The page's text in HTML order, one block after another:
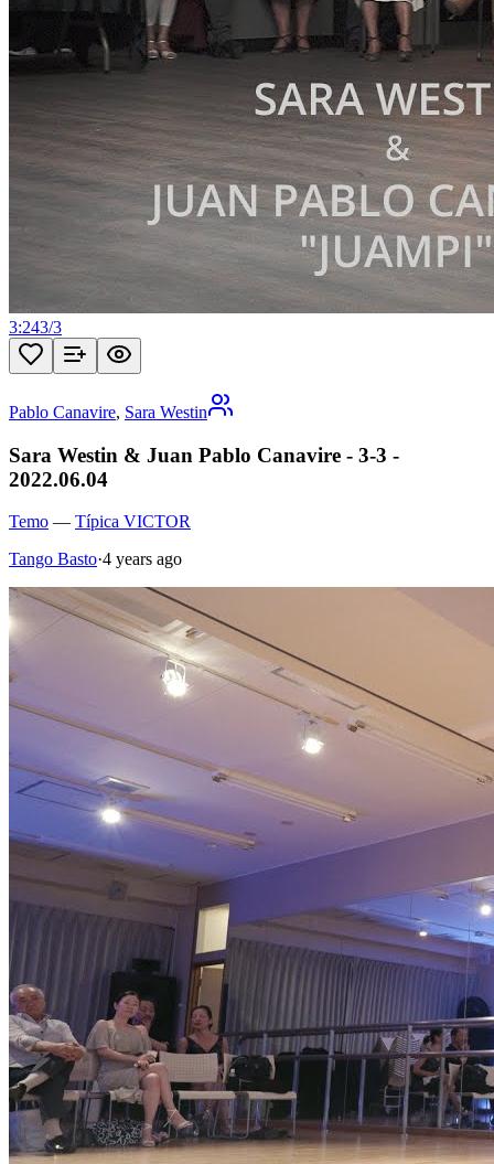
3:243/3
Pablo Canavire, Sara Westin
Sara Westin & Juan Pablo Canavire - 3-3 -
2022.06.04
Temo — Típica VICTOR
Tango Basto·4 years ago